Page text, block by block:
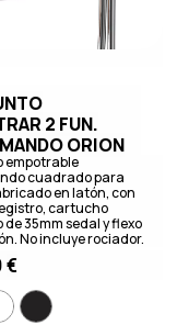
2 FUN.
ORION
empotrable
cuadrado para
en latón, con
cartucho
35mm sedal y flexo
No incluye rociador.
€